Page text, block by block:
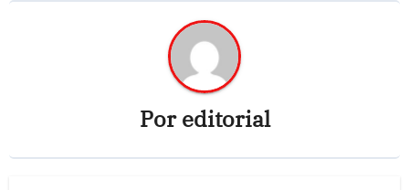
Poreditorial